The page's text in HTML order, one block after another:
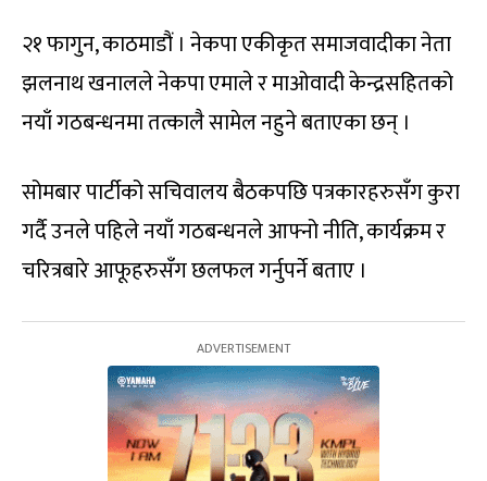
२१ फागुन, काठमाडौं । नेकपा एकीकृत समाजवादीका नेता
झलनाथ खनालले नेकपा एमाले र माओवादी केन्द्रसहितको
नयाँ गठबन्धनमा तत्कालै सामेल नहुने बताएका छन् ।
सोमबार पार्टीको सचिवालय बैठकपछि पत्रकारहरुसँग कुरा
गर्दै उनले पहिले नयाँ गठबन्धनले आफ्नो नीति, कार्यक्रम र
चरित्रबारे आफूहरुसँग छलफल गर्नुपर्ने बताए ।